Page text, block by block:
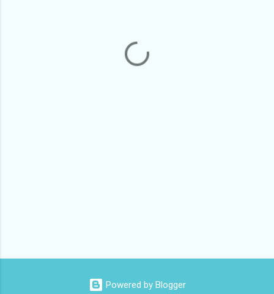
Powered by Blogger